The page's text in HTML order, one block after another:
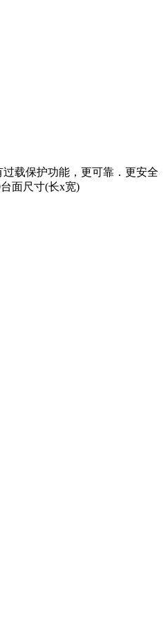
载保护功能，更可靠．更安全
面尺寸(长x宽)